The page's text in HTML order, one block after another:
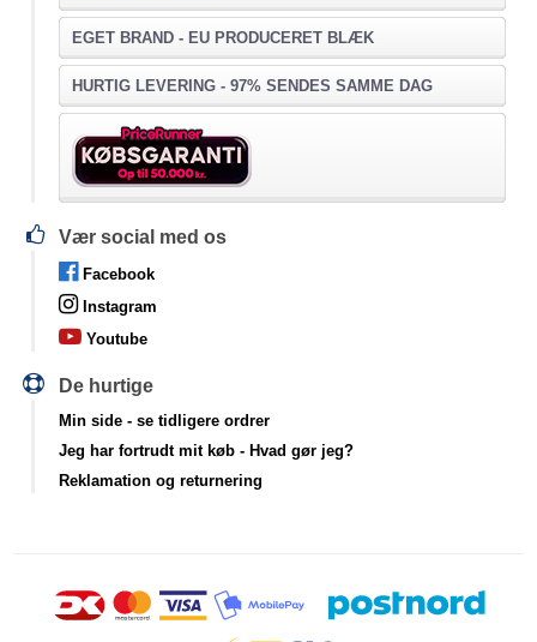
EGET BRAND - EU PRODUCERET BLÆK
HURTIG LEVERING - 97% SENDES SAMME DAG
Vær social med os
Facebook
Instagram
Youtube
De hurtige
Min side - se tidligere ordrer
Jeg har fortrudt mit køb - Hvad gør jeg?
Reklamation og returnering